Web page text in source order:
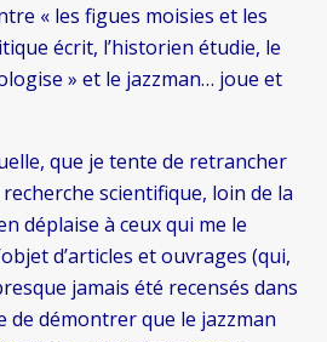
« les figues moisies et les
écrit, l’historien étudie, le
» et le jazzman… joue et
que je tente de retrancher
scientifique, loin de la
déplaise à ceux qui me le
d’articles et ouvrages (qui,
jamais été recensés dans
de démontrer que le jazzman